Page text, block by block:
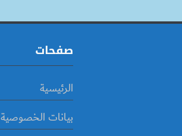
صفحات
الرئيسية
بيانات الخصوصية